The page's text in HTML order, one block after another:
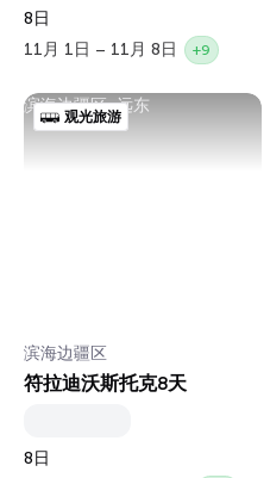
8日
11月 1日 – 11月 8日
+9
观光旅游
滨海边疆区, 远东
滨海边疆区
符拉迪沃斯托克8天
8日